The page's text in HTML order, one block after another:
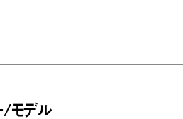
/モデル